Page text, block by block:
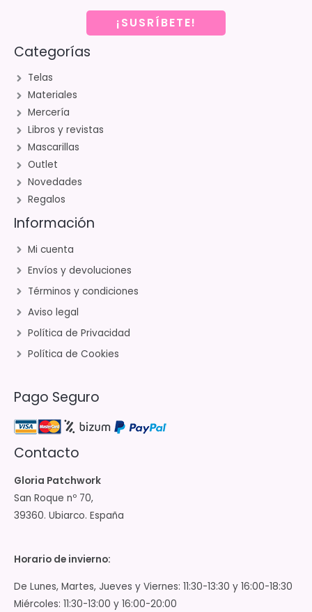
¡SUSRÍBETE!
Categorías
Telas
Materiales
Mercería
Libros y revistas
Mascarillas
Outlet
Novedades
Regalos
Información
Mi cuenta
Envíos y devoluciones
Términos y condiciones
Aviso legal
Política de Privacidad
Política de Cookies
Pago Seguro
Contacto
Gloria Patchwork
San Roque nº 70,
39360. Ubiarco. España
Horario de invierno:
De Lunes, Martes, Jueves y Viernes: 11:30-13:30 y 16:00-18:30
Miércoles: 11:30-13:00 y 16:00-20:00